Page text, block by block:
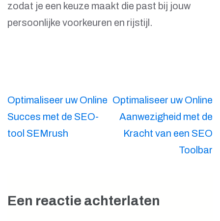
zodat je een keuze maakt die past bij jouw
persoonlijke voorkeuren en rijstijl.
Berichtnavigatie
Optimaliseer uw Online
Succes met de SEO-
tool SEMrush
Optimaliseer uw Online
Aanwezigheid met de
Kracht van een SEO
Toolbar
Een reactie achterlaten